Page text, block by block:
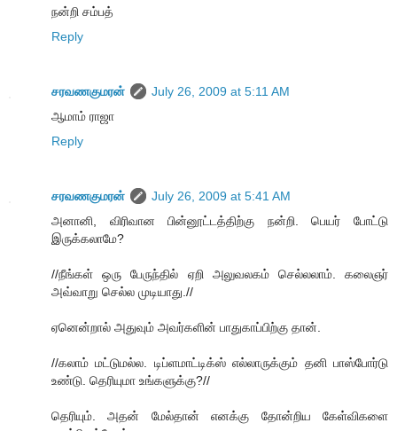
நன்றி சம்பத்
Reply
சரவணகுமரன்
July 26, 2009 at 5:11 AM
ஆமாம் ராஜா
Reply
சரவணகுமரன்
July 26, 2009 at 5:41 AM
அனானி, விரிவான பின்னூட்டத்திற்கு நன்றி. பெயர் போட்டு
இருக்கலாமே?
//நீங்கள் ஒரு பேருந்தில் ஏறி அலுவலகம் செல்லலாம். கலைஞர்
அவ்வாறு செல்ல முடியாது.//
ஏனென்றால் அதுவும் அவர்களின் பாதுகாப்பிற்கு தான்.
//கலாம் மட்டுமல்ல. டிப்ளமாட்டிக்ஸ் எல்லாருக்கும் தனி பாஸ்போர்டு
உண்டு. தெரியுமா உங்களுக்கு?//
தெரியும். அதன் மேல்தான் எனக்கு தோன்றிய கேள்விகளை